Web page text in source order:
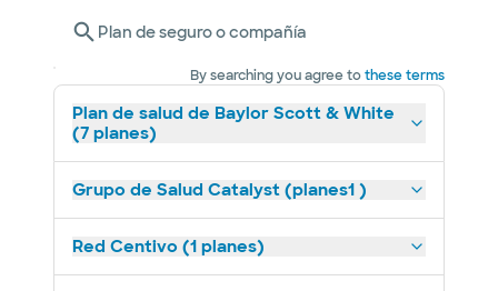
Plan de seguro o compañía
By searching you agree tothese terms
Plan de salud de Baylor Scott & White
(7 planes)
Grupo de Salud Catalyst (planes1 )
Red Centivo (1 planes)